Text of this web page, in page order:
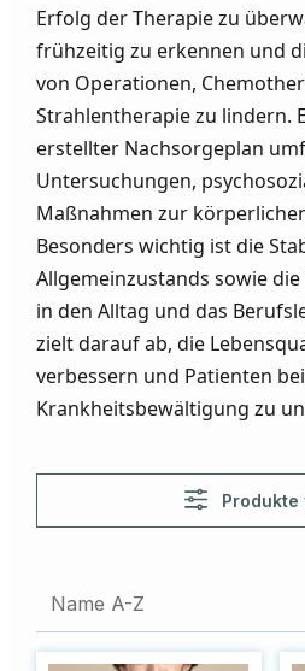
Erfolg der Therapie zu
frühzeitig zu erkennen und
von Operationen,
Strahlentherapie zu lindern.
erstellter Nachsorgeplan
Untersuchungen,
Maßnahmen zur
Besonders wichtig ist die
Allgemeinzustands sowie
in den Alltag und das
zielt darauf ab, die
verbessern und Patienten
Krankheitsbewältigung zu